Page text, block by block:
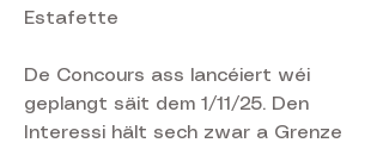
Estafette
De Concours ass lancéiert wéi
geplangt säit dem 1/11/25. Den
Interessi hält sech zwar a Grenze